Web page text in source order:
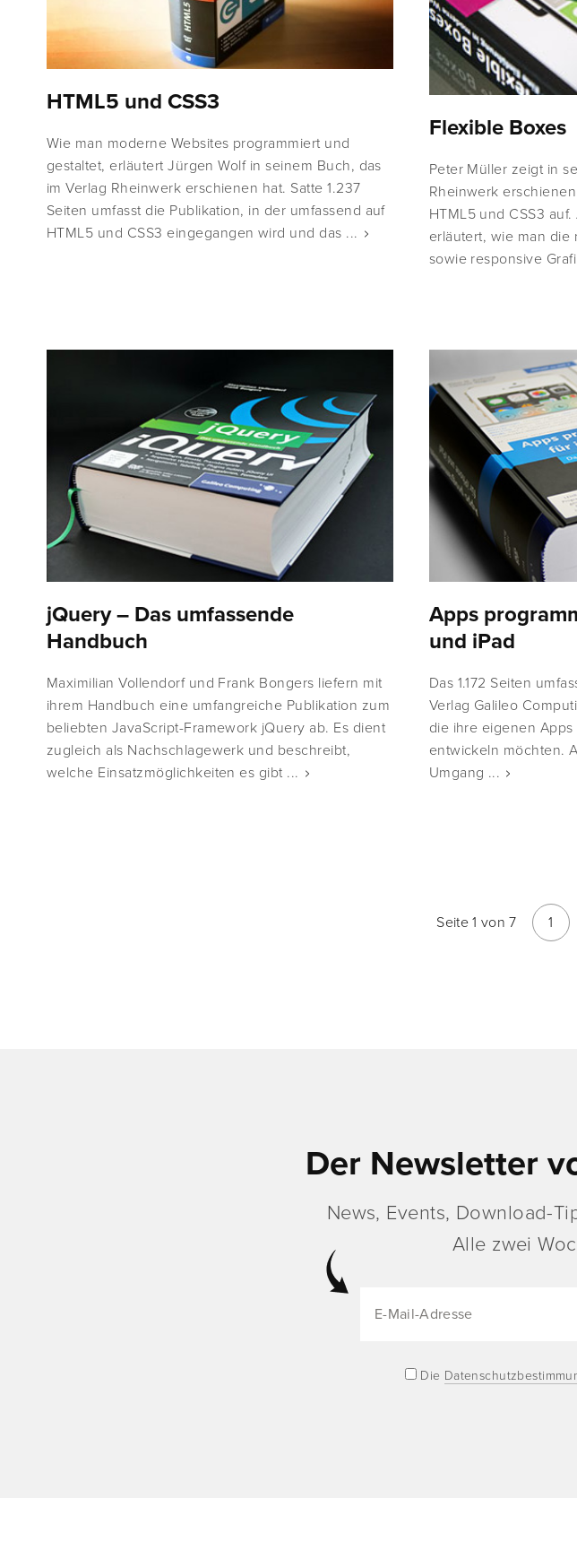
HTML5 und CSS3
Wie man moderne Websites programmiert und
gestaltet, erläutert Jürgen Wolf in seinem Buch, das
im Verlag Rheinwerk erschienen hat. Satte 1.237
Seiten umfasst die Publikation, in der umfassend auf
HTML5 und CSS3 eingegangen wird und das ...
Flexible Boxes
Peter Müller zeigt in
Rheinwerk
HTML5 und CSS3
erläutert, wie man
sowie responsive
jQuery – Das umfassende
Handbuch
Maximilian Vollendorf und Frank Bongers liefern mit
ihrem Handbuch eine umfangreiche Publikation zum
beliebten JavaScript-Framework jQuery ab. Es dient
zugleich als Nachschlagewerk und beschreibt,
welche Einsatzmöglichkeiten es gibt ...
Apps
und iPad
Das 1.172 Seiten
Verlag Galileo
die ihre eigenen
entwickeln möchten.
Umgang ...
Seite 1 von 7 1
Der Newsletter
News, Events, Download-
Alle zwei
Die